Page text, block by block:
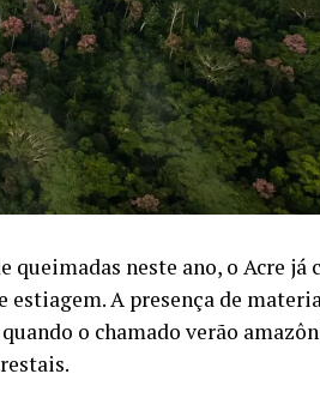
queimadas neste ano, o Acre já
A presença de
o chamado verão